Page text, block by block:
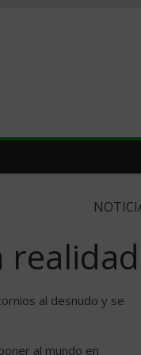
realidad
al desnudo y se
al mundo en